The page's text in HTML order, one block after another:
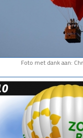
Foto met dank aan: